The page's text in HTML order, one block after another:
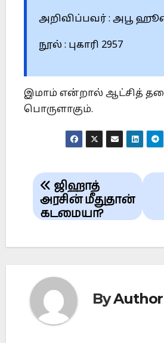
அறிவிப்பவர் : அபூ
நூல் : புகாரி 2957
இமாம் என்றால் ஆட்சித்
பொருளாகும்.
Post
navigation
ஜிஹாத்
அரசின் மீதுதான்
கடமையா?
ByAuthor